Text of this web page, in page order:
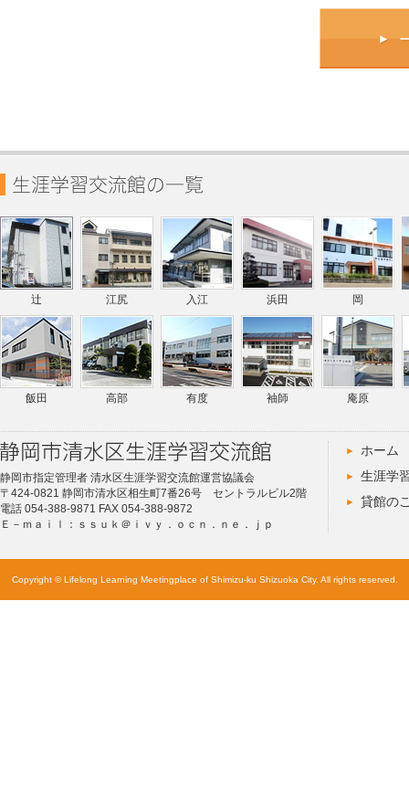
辻 江尻 入江 浜田 岡
飯田 高部 有度 袖師 庵原
静岡市指定管理者 清水区生涯学習交流館運営協議会
〒424-0821 静岡市清水区相生町7番26号 セントラルビル2階
電話 054-388-9871 FAX 054-388-9872
Ｅ－ｍａｉｌ：ｓｓｕｋ＠ｉｖｙ．ｏｃｎ．ｎｅ．ｊｐ
ホーム
生涯学
貸館の
Copyright © Lifelong Learning Meetingplace of Shimizu-ku Shizuoka City. All rights reserved.